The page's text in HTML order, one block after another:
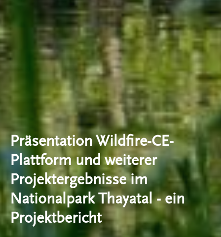
Präsentation Wildfire-CE-
Plattform und weiterer
Projektergebnisse im
Nationalpark Thayatal - ein
Projektbericht